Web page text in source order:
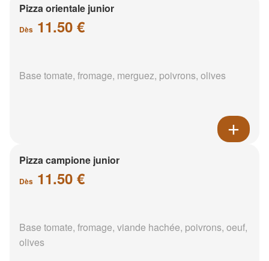
Pizza orientale junior
Dès 11.50 €
Base tomate, fromage, merguez, poivrons, olives
Pizza campione junior
Dès 11.50 €
Base tomate, fromage, viande hachée, poivrons, oeuf,
olives